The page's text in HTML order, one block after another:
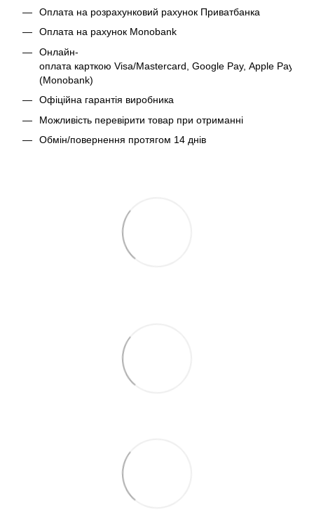
Оплата на розрахунковий рахунок Приватбанка
Оплата на рахунок Monobank
Онлайн-
оплата карткою Visa/Mastercard, Google Pay, Apple Pay
(Monobank)
Офіційна гарантія виробника
Можливість перевірити товар при отриманні
Обмін/повернення протягом 14 днів